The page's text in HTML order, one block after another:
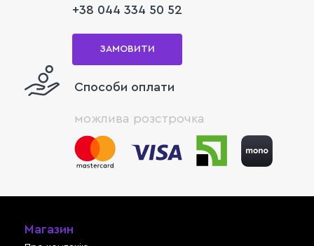
+38 044 334 50 52
ЗАМОВИТИ
Способи оплати
можлива розстрочка
Магазин